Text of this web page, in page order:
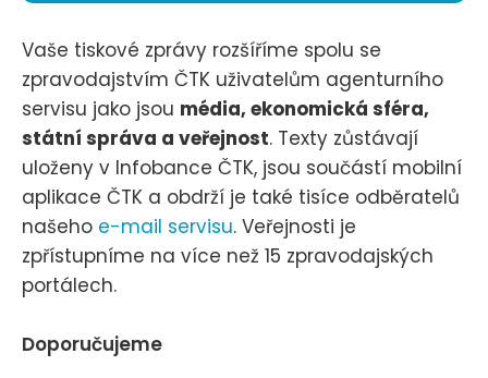
Vaše tiskové zprávy rozšíříme spolu se
zpravodajstvím ČTK uživatelům agenturního
servisu jako jsou média, ekonomická sféra,
státní správa a veřejnost. Texty zůstávají
uloženy v Infobance ČTK, jsou součástí mobilní
aplikace ČTK a obdrží je také tisíce odběratelů
našeho e-mail servisu. Veřejnosti je
zpřístupníme na více než 15 zpravodajských
portálech.
Doporučujeme